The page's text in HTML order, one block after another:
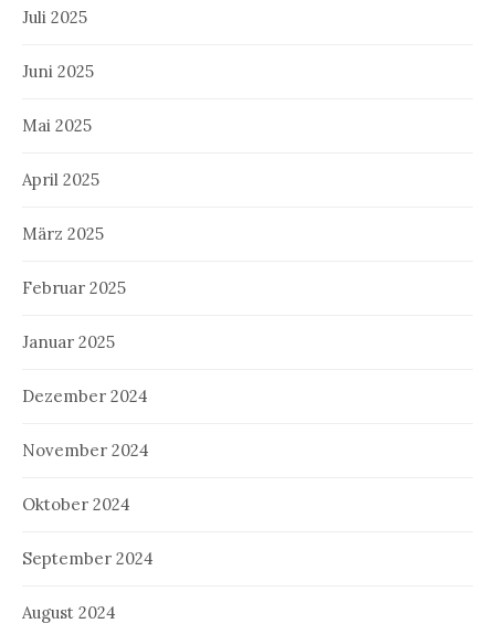
Juli 2025
Juni 2025
Mai 2025
April 2025
März 2025
Februar 2025
Januar 2025
Dezember 2024
November 2024
Oktober 2024
September 2024
August 2024